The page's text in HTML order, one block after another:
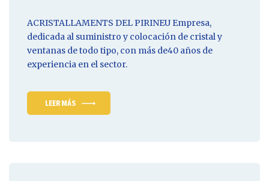
ACRISTALLAMENTS DEL PIRINEU Empresa,
dedicada al suministro y colocación de cristal y
ventanas de todo tipo, con más de40 años de
experiencia en el sector.
LEER MÁS